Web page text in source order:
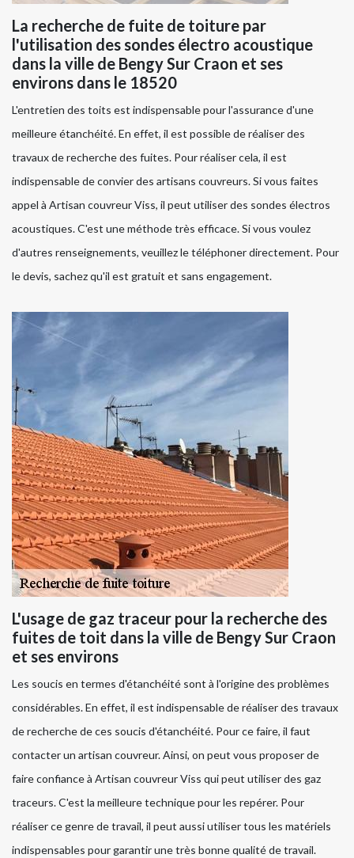
La recherche de fuite de toiture par
l'utilisation des sondes électro acoustique
dans la ville de Bengy Sur Craon et ses
environs dans le 18520
L'entretien des toits est indispensable pour l'assurance d'une
meilleure étanchéité. En effet, il est possible de réaliser des
travaux de recherche des fuites. Pour réaliser cela, il est
indispensable de convier des artisans couvreurs. Si vous faites
appel à Artisan couvreur Viss, il peut utiliser des sondes électros
acoustiques. C'est une méthode très efficace. Si vous voulez
d'autres renseignements, veuillez le téléphoner directement. Pour
le devis, sachez qu'il est gratuit et sans engagement.
L'usage de gaz traceur pour la recherche des
fuites de toit dans la ville de Bengy Sur Craon
et ses environs
Les soucis en termes d'étanchéité sont à l'origine des problèmes
considérables. En effet, il est indispensable de réaliser des travaux
de recherche de ces soucis d'étanchéité. Pour ce faire, il faut
contacter un artisan couvreur. Ainsi, on peut vous proposer de
faire confiance à Artisan couvreur Viss qui peut utiliser des gaz
traceurs. C'est la meilleure technique pour les repérer. Pour
réaliser ce genre de travail, il peut aussi utiliser tous les matériels
indispensables pour garantir une très bonne qualité de travail.